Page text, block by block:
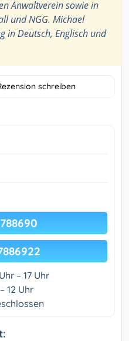
Anwaltverein sowie in
und NGG. Michael
in Deutsch, Englisch und
schreiben
– 17 Uhr
12 Uhr